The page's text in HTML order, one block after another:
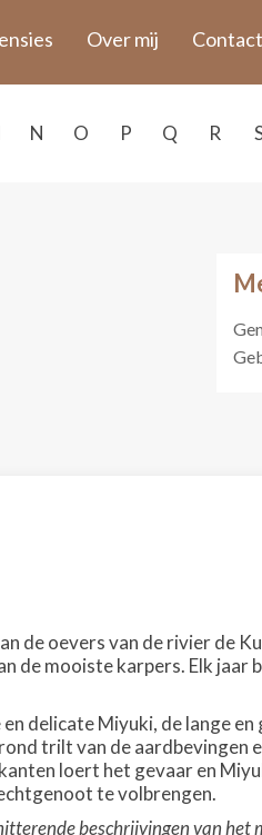
Over mij Contact
N O P Q R
de oevers van de rivier de
de mooiste karpers. Elk jaar
delicate Miyuki, de lange en
trilt van de aardbevingen
loert het gevaar en
te volbrengen.
beschrijvingen van het